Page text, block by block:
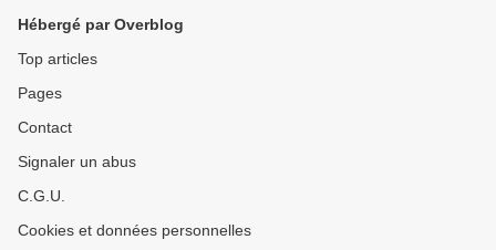
Hébergé par Overblog
Top articles
Pages
Contact
Signaler un abus
C.G.U.
Cookies et données personnelles